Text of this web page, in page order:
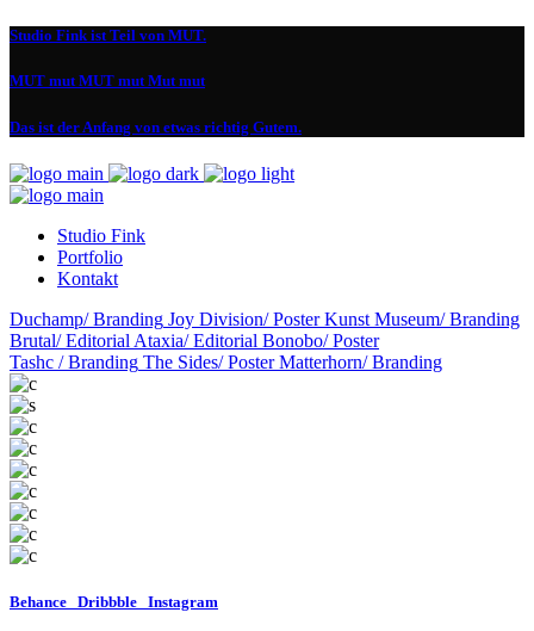
Studio Fink ist Teil von MUT.
MUT mut MUT mut Mut mut
Das ist der Anfang von etwas richtig Gutem.
Studio Fink
Portfolio
Kontakt
Duchamp/ Branding Joy Division/ Poster Kunst Museum/ Branding
Brutal/ Editorial Ataxia/ Editorial Bonobo/ Poster
Tashc / Branding The Sides/ Poster Matterhorn/ Branding
Behance Dribbble Instagram